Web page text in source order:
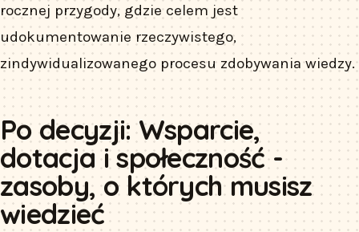
rocznej przygody, gdzie celem jest
udokumentowanie rzeczywistego,
zindywidualizowanego procesu zdobywania wiedzy.
Po decyzji: Wsparcie,
dotacja i społeczność -
zasoby, o których musisz
wiedzieć